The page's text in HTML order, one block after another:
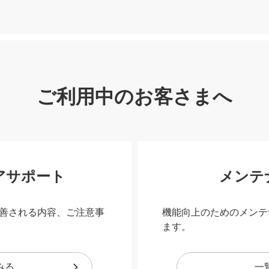
ご利用中のお客さまへ
ポート
される内容、ご注意事
る
メンテ
機能向上のためのメン
ます。
一